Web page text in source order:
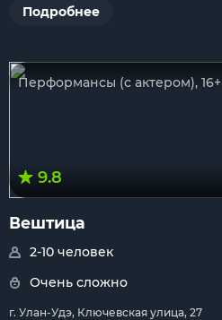
Подробнее
Перформансы (с актером), 16+
9.8
Вештица
2-10 человек
Очень сложно
г. Улан-Удэ, Ключевская улица, 27